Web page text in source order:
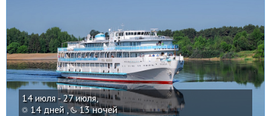
14 июля - 27 июля,
14 дней , 13 ночей